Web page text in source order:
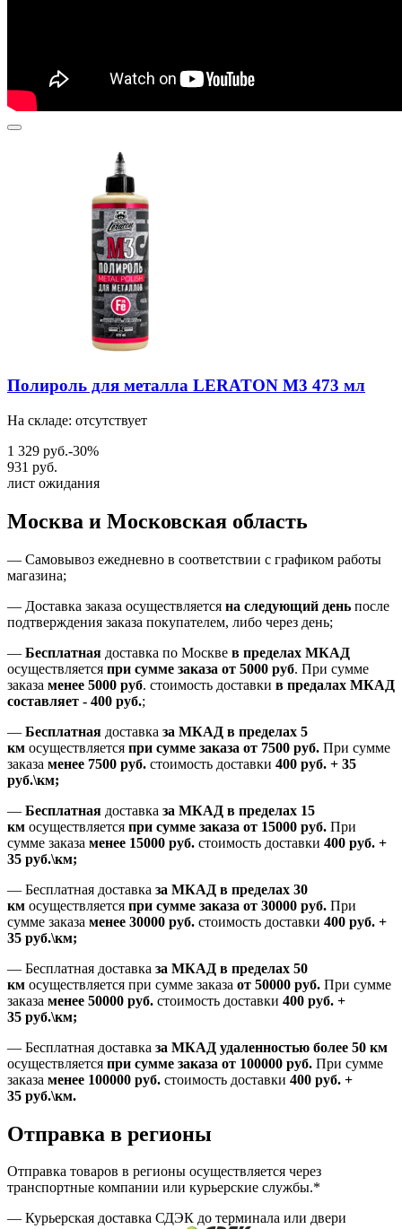
Полироль для металла LERATON M3 473 мл
На складе: отсутствует
1 329 руб.-30%
931 руб.
лист ожидания
Москва и Московская область
— Самовывоз ежедневно в соответствии с графиком работы
магазина;
— Доставка заказа осуществляется на следующий день после
подтверждения заказа покупателем, либо через день;
— Бесплатная доставка по Москве в пределах МКАД
осуществляется при сумме заказа от 5000 руб. При сумме
заказа менее 5000 руб. стоимость доставки в предалах МКАД
составляет - 400 руб.;
— Бесплатная доставка за МКАД в пределах 5
км осуществляется при сумме заказа от 7500 руб. При сумме
заказа менее 7500 руб. стоимость доставки 400 руб. + 35
руб.\км;
— Бесплатная доставка за МКАД в пределах 15
км осуществляется при сумме заказа от 15000 руб. При
сумме заказа менее 15000 руб. стоимость доставки 400 руб. +
35 руб.\км;
— Бесплатная доставка за МКАД в пределах 30
км осуществляется при сумме заказа от 30000 руб. При
сумме заказа менее 30000 руб. стоимость доставки 400 руб. +
35 руб.\км;
— Бесплатная доставка за МКАД в пределах 50
км осуществляется при сумме заказа от 50000 руб. При сумме
заказа менее 50000 руб. стоимость доставки 400 руб. +
35 руб.\км;
— Бесплатная доставка за МКАД удаленностью более 50 км
осуществляется при сумме заказа от 100000 руб. При сумме
заказа менее 100000 руб. стоимость доставки 400 руб. +
35 руб.\км.
Отправка в регионы
Отправка товаров в регионы осуществляется через
транспортные компании или курьерские службы.*
— Курьерская доставка СДЭК до терминала или двери